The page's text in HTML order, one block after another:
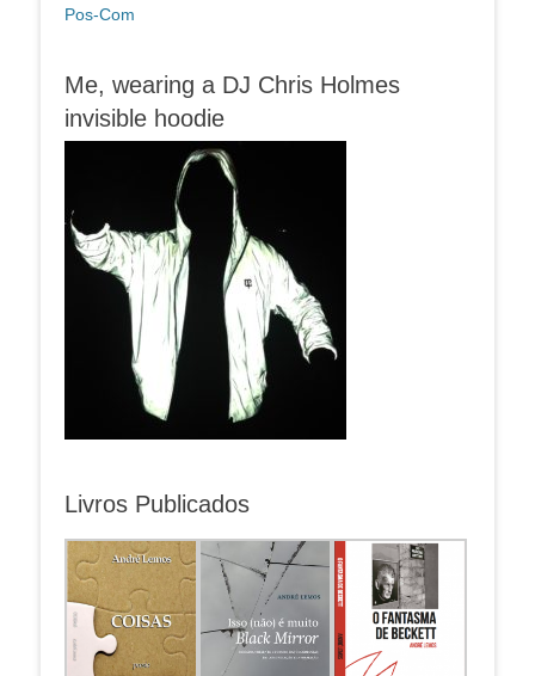
Pos-Com
Me, wearing a DJ Chris Holmes
invisible hoodie
Livros Publicados